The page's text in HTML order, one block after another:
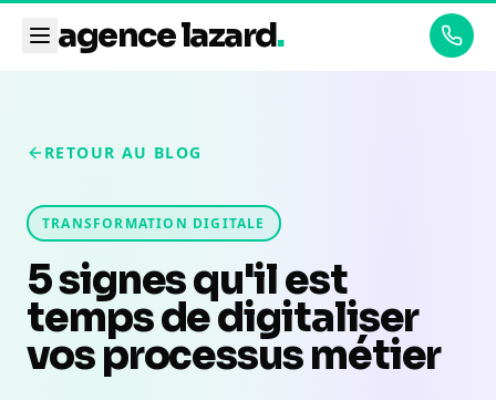
agence lazard.
RETOUR AU BLOG
TRANSFORMATION DIGITALE
5 signes qu'il est
temps de digitaliser
vos processus métier